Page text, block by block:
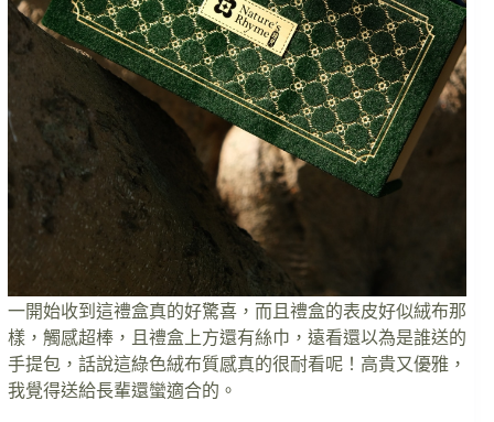
一開始收到這禮盒真的好驚喜，而且禮盒的表皮好似絨布那
樣，觸感超棒，且禮盒上方還有絲巾，遠看還以為是誰送的
手提包，話說這綠色絨布質感真的很耐看呢！高貴又優雅，
我覺得送給長輩還蠻適合的。